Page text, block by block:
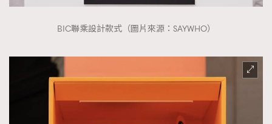
BIC聯乘設計款式（圖片來源：SAYWHO）